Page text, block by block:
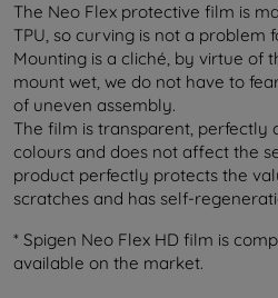
The Neo Flex protective film is
TPU, so curving is not a problem
Mounting is a cliché, by virtue of
mount wet, we do not have to
of uneven assembly.
The film is transparent, perfectly
colours and does not affect the
product perfectly protects the
scratches and has self-
* Spigen Neo Flex HD film is
available on the market.